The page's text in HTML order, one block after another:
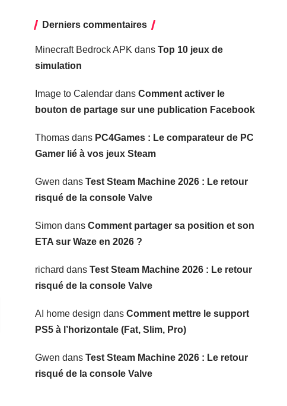
Derniers commentaires
Minecraft Bedrock APK dans Top 10 jeux de
simulation
Image to Calendardans Comment activer le
bouton de partage sur une publication Facebook
Thomasdans PC4Games : Le comparateur de PC
Gamer lié à vos jeux Steam
Gwen dans Test Steam Machine 2026 : Le retour
risqué de la console Valve
Simon dans Comment partager sa position et son
ETA sur Waze en 2026 ?
richard dans Test Steam Machine 2026 : Le retour
risqué de la console Valve
AI home design dans Comment mettre le support
PS5 à l’horizontale (Fat, Slim, Pro)
Gwen dans Test Steam Machine 2026 : Le retour
risqué de la console Valve